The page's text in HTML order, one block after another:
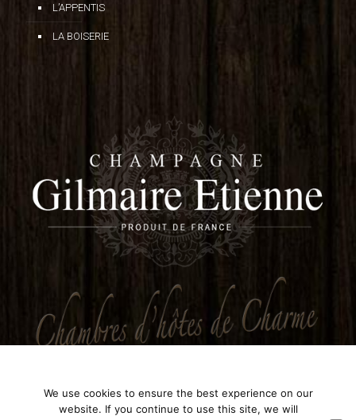
L’APPENTIS
LA BOISERIE
We use cookies to ensure the best experience on our
website. If you continue to use this site, we will